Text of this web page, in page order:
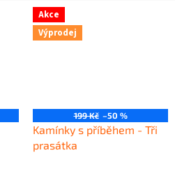
přenosové samolepky....
Akce
Výprodej
199 Kč –50 %
Kamínky s příběhem - Tři
prasátka